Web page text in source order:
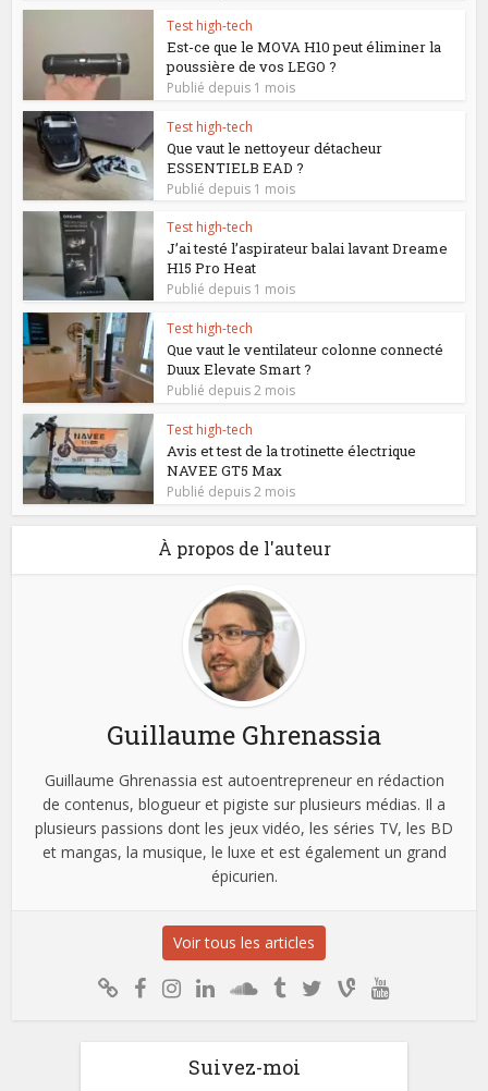
Test high-tech
Est-ce que le MOVA H10 peut éliminer la
poussière de vos LEGO ?
Publié depuis 1 mois
Test high-tech
Que vaut le nettoyeur détacheur
ESSENTIELB EAD ?
Publié depuis 1 mois
Test high-tech
J’ai testé l’aspirateur balai lavant Dreame
H15 Pro Heat
Publié depuis 1 mois
Test high-tech
Que vaut le ventilateur colonne connecté
Duux Elevate Smart ?
Publié depuis 2 mois
Test high-tech
Avis et test de la trotinette électrique
NAVEE GT5 Max
Publié depuis 2 mois
À propos de l'auteur
Guillaume Ghrenassia
Guillaume Ghrenassia est autoentrepreneur en rédaction
de contenus, blogueur et pigiste sur plusieurs médias. Il a
plusieurs passions dont les jeux vidéo, les séries TV, les BD
et mangas, la musique, le luxe et est également un grand
épicurien.
Voir tous les articles
Suivez-moi